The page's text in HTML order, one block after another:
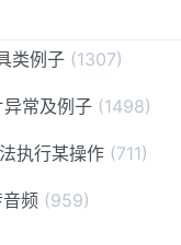
类例子 (1307)
常及例子 (1498)
执行某操作 (711)
频 (959)